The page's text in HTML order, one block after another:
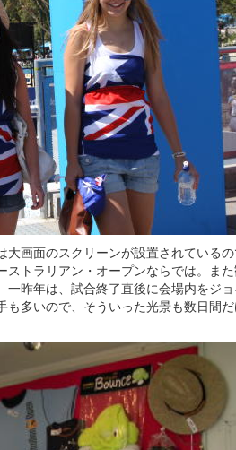
画面のスクリーンが設置されている
トラリアン・オープンならでは。ま
昨年は、試合終了直後に会場内をジ
多いので、そういった光景も数日間